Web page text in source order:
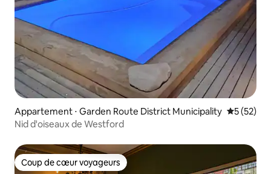
Appartement ⋅ Garden Route District Municipality
5 (52)
Nid d'oiseaux de Westford
Coup de cœur voyageurs
Coup de cœur voyageurs